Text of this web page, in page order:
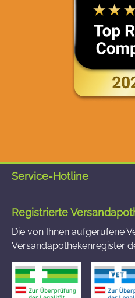
Service-Hotline
Registrierte
Die von Ihnen aufgerufene
Versandapothekenregister